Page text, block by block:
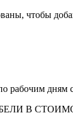
чтобы
рабочим дням
В